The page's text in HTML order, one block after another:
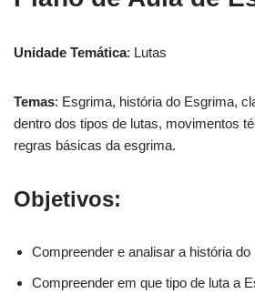
Unidade Temática: Lutas
Temas: Esgrima, história do Esgrima,
dentro dos tipos de lutas, movimentos
regras básicas da esgrima.
Objetivos:
Compreender e analisar a história do
Compreender em que tipo de luta a